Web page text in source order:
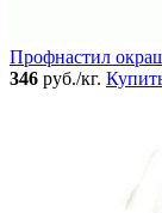
Профнастил
346 руб./кг.